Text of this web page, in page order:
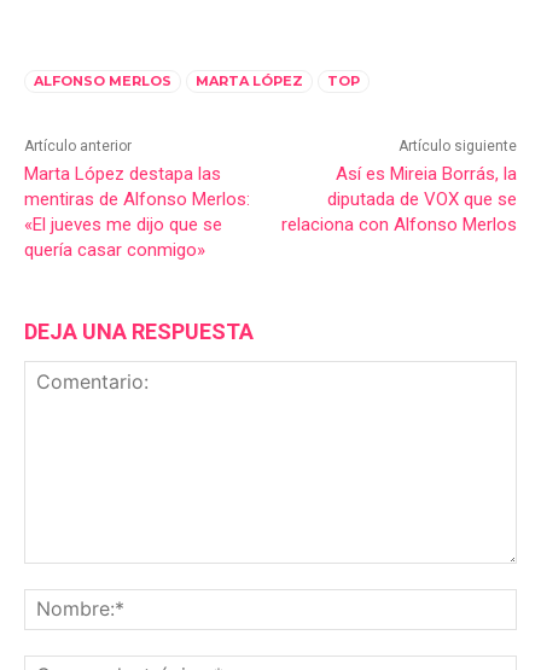
ALFONSO MERLOS MARTA LÓPEZ TOP
Artículo anterior
Marta López destapa las
mentiras de Alfonso Merlos:
«El jueves me dijo que se
quería casar conmigo»
Artículo siguiente
Así es Mireia Borrás, la
diputada de VOX que se
relaciona con Alfonso Merlos
DEJA UNA RESPUESTA